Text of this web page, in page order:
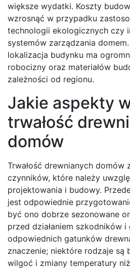
większe wydatki. Koszty
wzrosnąć w przypadku
technologii ekologicznych czy
systemów zarządzania
lokalizacja budynku ma
robocizny oraz materiałów
zależności od regionu.
Jakie aspekty
trwałość
domów
Trwałość drewnianych domów
czynników, które należy
projektowania i budowy.
jest odpowiednie
być ono dobrze sezonowane
przed działaniem szkodników
odpowiednich gatunków
znaczenie; niektóre rodzaje są
wilgoć i zmiany temperatury